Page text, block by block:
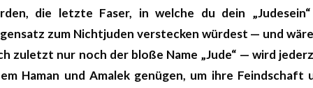
die letzte Faser, in welche du dein
zum Nichtjuden verstecken würdest — und
zuletzt nur noch der bloße Name „Jude“ — wird
Haman und Amalek genügen, um ihre Feindschaft